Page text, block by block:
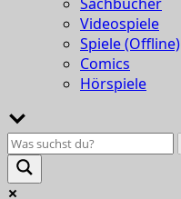
Videospiele
Spiele (Offline)
Comics
Hörspiele